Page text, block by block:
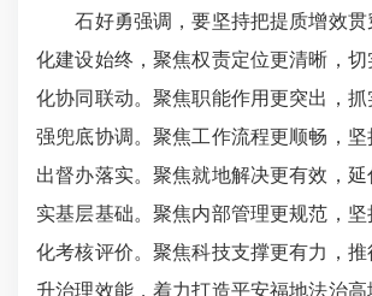
石好勇强调，要坚持把提质增效贯
化建设始终，聚焦权责定位更清晰，
化协同联动。聚焦职能作用更突出，
强兜底协调。聚焦工作流程更顺畅，
出督办落实。聚焦就地解决更有效，
实基层基础。聚焦内部管理更规范，
化考核评价。聚焦科技支撑更有力，
升治理效能，着力打造平安福地法治